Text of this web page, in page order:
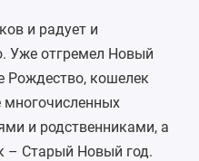
и радует и
Уже отгремел Новый
Рождество, кошелек
многочисленных
и родственниками, а
– Старый Новый год.